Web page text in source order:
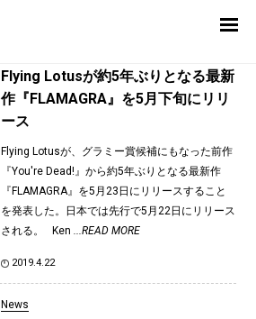
Flying Lotusが約5年ぶりとなる最新
作『FLAMAGRA』を5月下旬にリリ
ース
Flying Lotusが、グラミー賞候補にもなった前作
『You're Dead!』から約5年ぶりとなる最新作
『FLAMAGRA』を5月23日にリリースすること
を発表した。日本では先行で5月22日にリリース
される。 Ken ...READ MORE
2019.4.22
News
News
Interview
Report